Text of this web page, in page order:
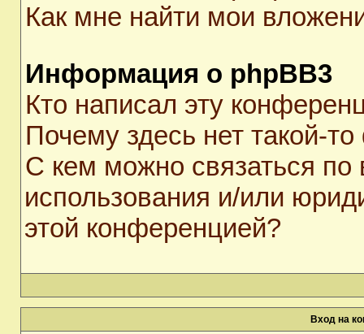
Как мне найти мои
Информация о phpBB3
Кто написал эту
Почему здесь нет такой-
С кем можно связаться по
использования и/или
этой конференцией?
Вход на